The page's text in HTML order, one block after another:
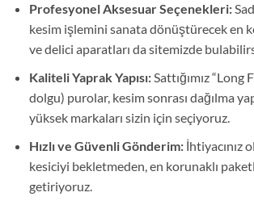
Profesyonel Aksesuar Seçenekleri:
kesim işlemini sanata dönüştürecek en
ve delici aparatları da sitemizde
Kaliteli Yaprak Yapısı:Sattığımız “Long
dolgu) purolar, kesim sonrası dağılma
yüksek markaları sizin için seçiyoruz.
Hızlı ve Güvenli Gönderim:İhtiyacınız
kesiciyi bekletmeden, en korunaklı
getiriyoruz.